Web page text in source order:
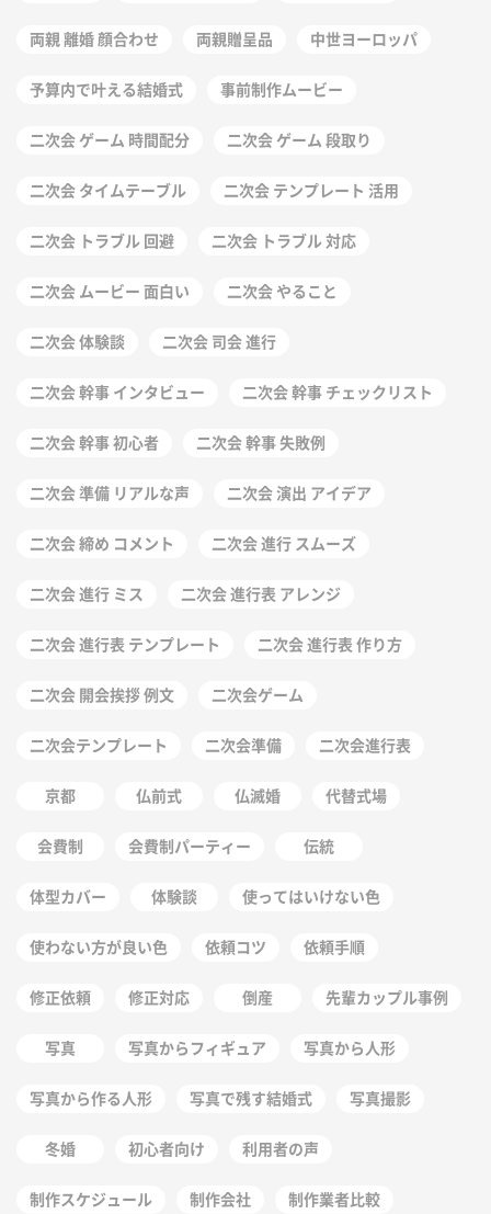
両親 離婚 顔合わせ 両親贈呈品 中世ヨーロッパ
予算内で叶える結婚式 事前制作ムービー
二次会 ゲーム 時間配分 二次会 ゲーム 段取り
二次会 タイムテーブル 二次会 テンプレート 活用
二次会 トラブル 回避 二次会 トラブル 対応
二次会 ムービー 面白い 二次会 やること
二次会 体験談 二次会 司会 進行
二次会 幹事 インタビュー 二次会 幹事 チェックリスト
二次会 幹事 初心者 二次会 幹事 失敗例
二次会 準備 リアルな声 二次会 演出 アイデア
二次会 締め コメント 二次会 進行 スムーズ
二次会 進行 ミス 二次会 進行表 アレンジ
二次会 進行表 テンプレート 二次会 進行表 作り方
二次会 開会挨拶 例文 二次会ゲーム
二次会テンプレート 二次会準備 二次会進行表
京都 仏前式 仏滅婚 代替式場
会費制 会費制パーティー 伝統
体型カバー 体験談 使ってはいけない色
使わない方が良い色 依頼コツ 依頼手順
修正依頼 修正対応 倒産 先輩カップル事例
写真 写真からフィギュア 写真から人形
写真から作る人形 写真で残す結婚式 写真撮影
冬婚 初心者向け 利用者の声
制作スケジュール 制作会社 制作業者比較